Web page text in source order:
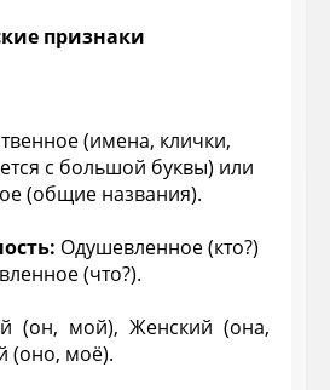
признаки
(имена, клички,
с большой буквы) или
(общие названия).
Одушевленное (кто?)
(что?).
(он, мой), Женский (она,
(оно, моё).